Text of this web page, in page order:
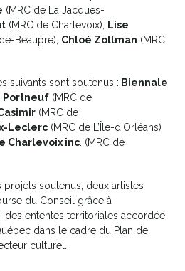
(MRC de La Jacques-
(MRC de Charlevoix),
Lise
Beaupré), Chloé Zollman (MRC
suivants sont soutenus : Biennale
Portneuf (MRC de
(MRC de
Leclerc (MRC de L’Île-d’Orléans)
Charlevoix inc. (MRC de
soutenus, deux artistes
du Conseil grâce à
Ce
lien
s'ouvrira
des ententes territoriales accordée
dans le cadre du Plan de
culturel.